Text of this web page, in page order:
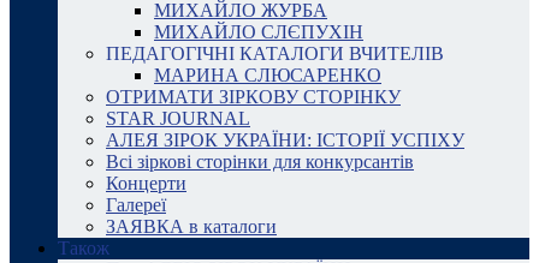
МИХАЙЛО ЖУРБА
МИХАЙЛО СЛЄПУХІН
ПЕДАГОГІЧНІ КАТАЛОГИ ВЧИТЕЛІВ
МАРИНА СЛЮСАРЕНКО
ОТРИМАТИ ЗІРКОВУ СТОРІНКУ
STAR JOURNAL
АЛЕЯ ЗІРОК УКРАЇНИ: ІСТОРІЇ УСПІХУ
Всі зіркові сторінки для конкурсантів
Концерти
Галереї
ЗАЯВКА в каталоги
Також